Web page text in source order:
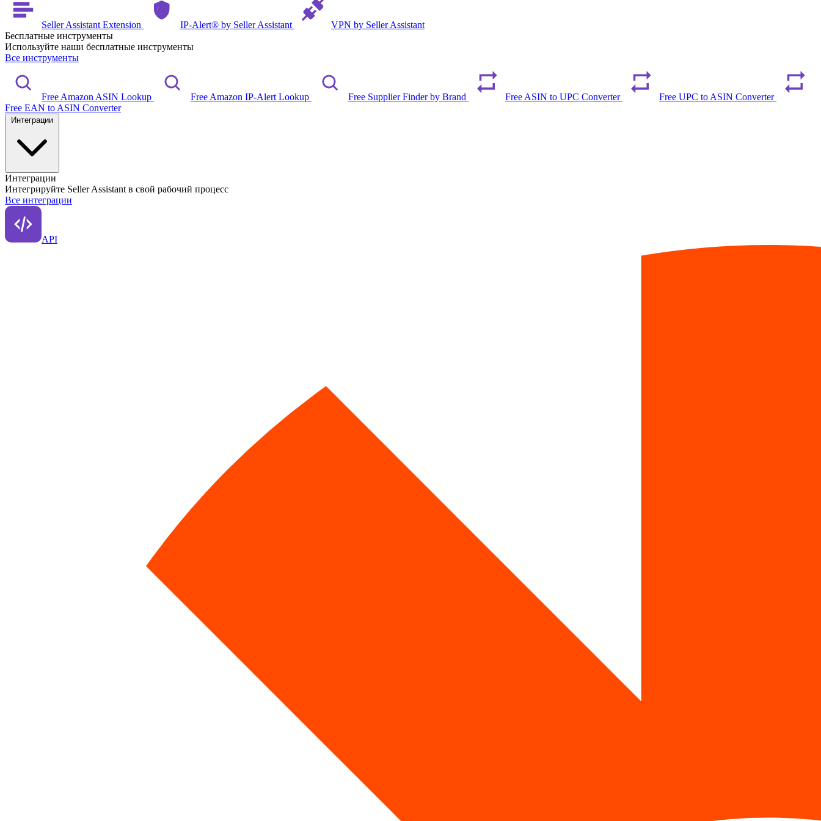
Seller Assistant Extension IP-Alert® by Seller Assistant
VPN by Seller Assistant
Бесплатные инструменты
Используйте наши бесплатные инструменты
Все инструменты
Free Amazon ASIN Lookup Free Amazon IP-Alert Lookup Free Supplier Finder by Brand Free ASIN to UPC Converter
Free UPC to ASIN Converter
Free EAN to ASIN Converter
Интеграции
Интегрируйте Seller Assistant в свой рабочий процесс
Все интеграции
API